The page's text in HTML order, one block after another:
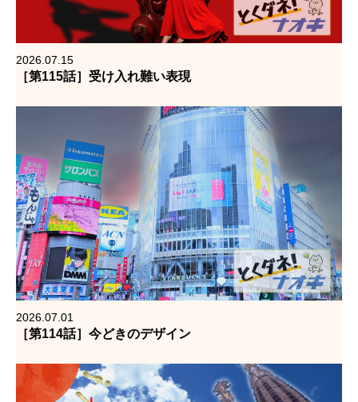
2026.07.15
［第115話］受け入れ難い表現
2026.07.01
［第114話］今どきのデザイン